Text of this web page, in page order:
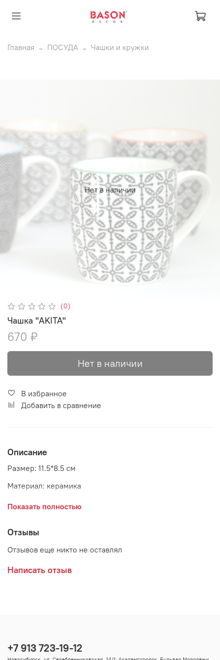
Главная ПОСУДА Чашки и кружки
Нет в наличии
(0)
Чашка "AKITA"
670 ₽
Нет в наличии
В избранное
Добавить в сравнение
Описание
Размер: 11.5*8.5 см
Материал: керамика
Страна: Германия
Показать полностью
Отзывы
Отзывов еще никто не оставлял
Написать отзыв
+7 913 723-19-12